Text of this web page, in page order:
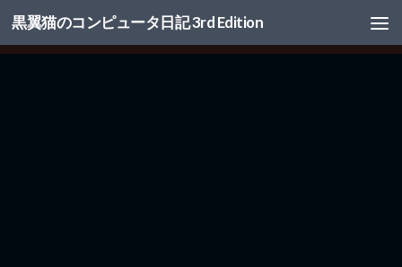
コンテンツへスキップ
黒翼猫のコンピュータ日記 3rd Edition